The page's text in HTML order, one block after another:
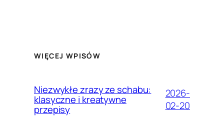
WIĘCEJ WPISÓW
Niezwykłe zrazy ze schabu:
klasyczne i kreatywne
przepisy
2026-
02-20